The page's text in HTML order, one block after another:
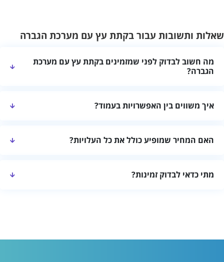
שאלות ותשובות עבור בקתת עץ עם מערכת הגברה
מה חשוב לבדוק לפני שמזמינים בקתת עץ עם מערכת
הגברה?
רמת הפרטיות, שעות הכניסה והיציאה ומדיניות הביטול.
איך משווים בין האפשרויות בעמוד?
האורחים, מחיר כולל וחוות דעת עדכניות.
האם המחיר שמופיע כולל את כל העלויות?
קיימות תוספות עבור ניקיון, אורחים נוספים או שירותים מיוחדים.
מתי כדאי לבדוק זמינות?